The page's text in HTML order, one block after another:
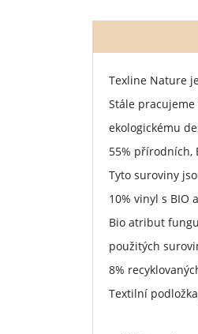
Texline Nature
Stále
ekologickému
55% přírodních,
Tyto suroviny
10% vinyl s BIO
Bio atribut
použitých
8%
Textilní